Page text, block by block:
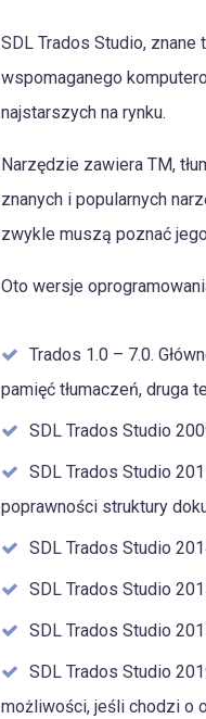
SDL Trados Studio, znane
wspomaganego
najstarszych na rynku.
Narzędzie zawiera TM,
znanych i popularnych
zwykle muszą poznać
Oto wersje
Trados 1.0 – 7.0.
pamięć tłumaczeń, druga
SDL Trados Studio
SDL Trados Studio
poprawności struktury
SDL Trados Studio
SDL Trados Studio
SDL Trados Studio
SDL Trados Studio
możliwości, jeśli chodzi o